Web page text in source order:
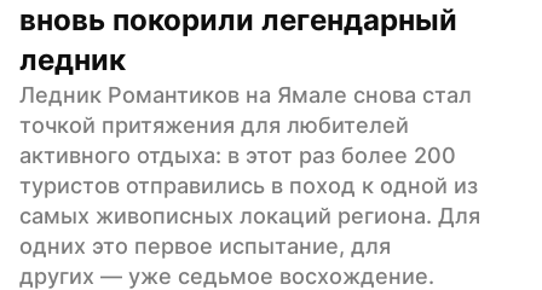
вновь покорили легендарный
ледник
Ледник Романтиков на Ямале снова стал
точкой притяжения для любителей
активного отдыха: в этот раз более 200
туристов отправились в поход к одной из
самых живописных локаций региона. Для
одних это первое испытание, для
других — уже седьмое восхождение.